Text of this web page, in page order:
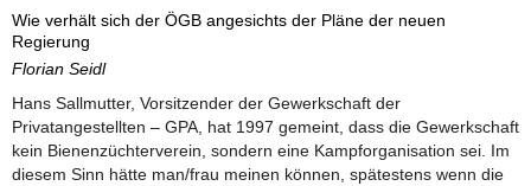
Wie verhält sich der ÖGB angesichts der Pläne der neuen
Regierung
Florian Seidl
Hans Sallmutter, Vorsitzender der Gewerkschaft der
Privatangestellten – GPA, hat 1997 gemeint, dass die Gewerkschaft
kein Bienenzüchterverein, sondern eine Kampforganisation sei. Im
diesem Sinn hätte man/frau meinen können, spätestens wenn die